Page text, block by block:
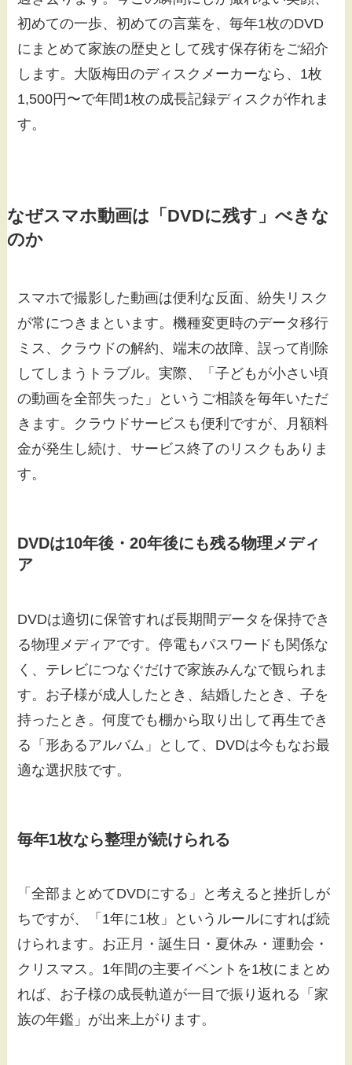
初めての一歩、初めての言葉を、毎年1枚のDVD
にまとめて家族の歴史として残す保存術をご紹介
します。大阪梅田のディスクメーカーなら、1枚
1,500円〜で年間1枚の成長記録ディスクが作れま
す。
なぜスマホ動画は「DVDに残す」べきな
のか
スマホで撮影した動画は便利な反面、紛失リスク
が常につきまといます。機種変更時のデータ移行
ミス、クラウドの解約、端末の故障、誤って削除
してしまうトラブル。実際、「子どもが小さい頃
の動画を全部失った」というご相談を毎年いただ
きます。クラウドサービスも便利ですが、月額料
金が発生し続け、サービス終了のリスクもありま
す。
DVDは10年後・20年後にも残る物理メディ
ア
DVDは適切に保管すれば長期間データを保持でき
る物理メディアです。停電もパスワードも関係な
く、テレビにつなぐだけで家族みんなで観られま
す。お子様が成人したとき、結婚したとき、子を
持ったとき。何度でも棚から取り出して再生でき
る「形あるアルバム」として、DVDは今もなお最
適な選択肢です。
毎年1枚なら整理が続けられる
「全部まとめてDVDにする」と考えると挫折しが
ちですが、「1年に1枚」というルールにすれば続
けられます。お正月・誕生日・夏休み・運動会・
クリスマス。1年間の主要イベントを1枚にまとめ
れば、お子様の成長軌道が一目で振り返れる「家
族の年鑑」が出来上がります。